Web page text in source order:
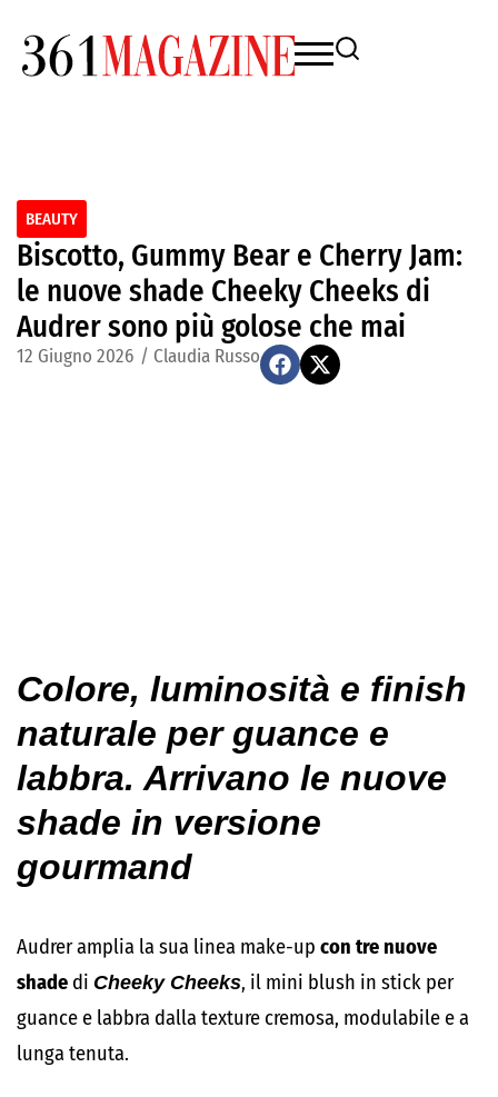
BEAUTY
Biscotto, Gummy Bear e Cherry Jam:
le nuove shade Cheeky Cheeks di
Audrer sono più golose che mai
12 Giugno 2026 / Claudia Russo
Colore, luminosità e finish
naturale per guance e
labbra. Arrivano le nuove
shade in versione
gourmand
Audrer amplia la sua linea make-up con tre nuove
shade di Cheeky Cheeks, il mini blush in stick per
guance e labbra dalla texture cremosa, modulabile e a
lunga tenuta.